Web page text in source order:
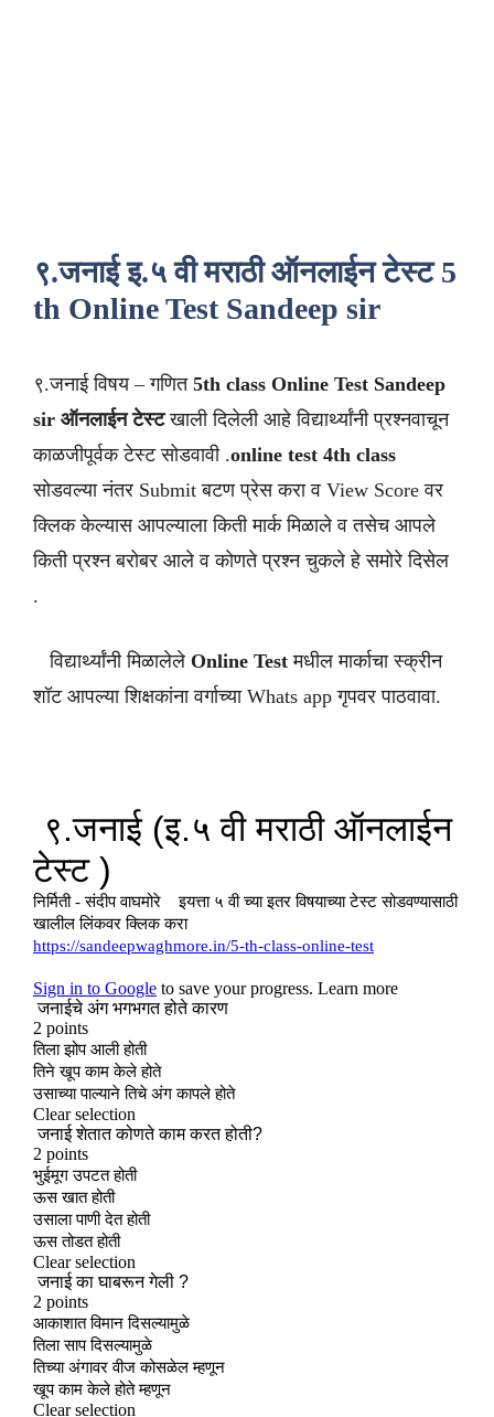
९.जनाई इ.५ वी मराठी ऑनलाईन टेस्ट 5
th Online Test Sandeep sir
९.जनाई विषय – गणित 5th class Online Test Sandeep
sir ऑनलाईन टेस्टखाली दिलेली आहे विद्यार्थ्यांनी प्रश्नवाचून
काळजीपूर्वक टेस्ट सोडवावी .online test 4th class
सोडवल्या नंतर Submit बटण प्रेस करा व View Score वर
क्लिक केल्यास आपल्याला किती मार्क मिळाले व तसेच आपले
किती प्रश्न बरोबर आले व कोणते प्रश्न चुकले हे समोरे दिसेल
.
विद्यार्थ्यांनी मिळालेले Online Test मधील मार्काचा स्क्रीन
शॉट आपल्या शिक्षकांना वर्गाच्या Whats app गृपवर पाठवावा.